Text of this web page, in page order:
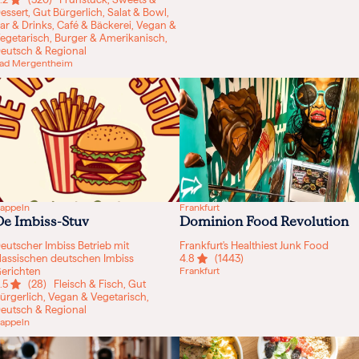
Gut Bürgerlich, Salat & Bowl,
& Drinks, Café & Bäckerei, Vegan &
Burger & Amerikanisch,
& Regional
Mergentheim
Imbiss-Stuv
Imbiss Betrieb mit
deutschen Imbiss
(28) Fleisch & Fisch, Gut
Vegan & Vegetarisch,
& Regional
Frankfurt
Dominion Food Revolution
Frankfurt's Healthiest Junk Food
4.8
(1443)
Frankfurt